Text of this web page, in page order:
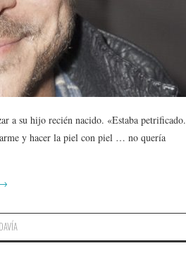
a su hijo recién nacido. «Estaba petrificado.
y hacer la piel con piel … no quería